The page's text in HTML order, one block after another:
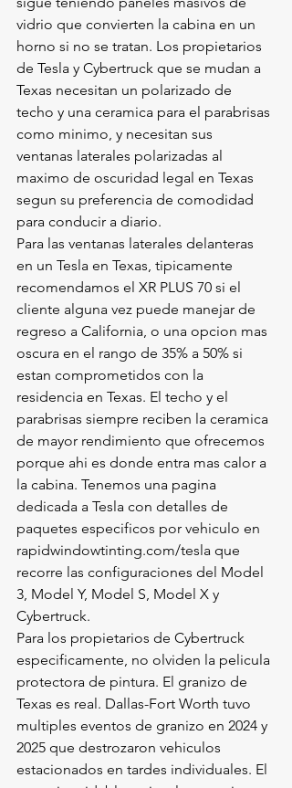
vidrio que convierten la cabina en un
horno si no se tratan. Los propietarios
de Tesla y Cybertruck que se mudan a
Texas necesitan un polarizado de
techo y una ceramica para el parabrisas
como minimo, y necesitan sus
ventanas laterales polarizadas al
maximo de oscuridad legal en Texas
segun su preferencia de comodidad
para conducir a diario.
Para las ventanas laterales delanteras
en un Tesla en Texas, tipicamente
recomendamos el XR PLUS 70 si el
cliente alguna vez puede manejar de
regreso a California, o una opcion mas
oscura en el rango de 35% a 50% si
estan comprometidos con la
residencia en Texas. El techo y el
parabrisas siempre reciben la ceramica
de mayor rendimiento que ofrecemos
porque ahi es donde entra mas calor a
la cabina. Tenemos una pagina
dedicada a Tesla con detalles de
paquetes especificos por vehiculo en
rapidwindowtinting.com/tesla que
recorre las configuraciones del Model
3, Model Y, Model S, Model X y
Cybertruck.
Para los propietarios de Cybertruck
especificamente, no olviden la pelicula
protectora de pintura. El granizo de
Texas es real. Dallas-Fort Worth tuvo
multiples eventos de granizo en 2024 y
2025 que destrozaron vehiculos
estacionados en tardes individuales. El